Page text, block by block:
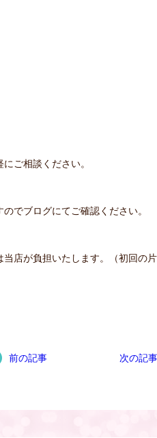
ご相談ください。
でブログにてご確認ください。
店が負担いたします。（初回の片
前の記事 次の記